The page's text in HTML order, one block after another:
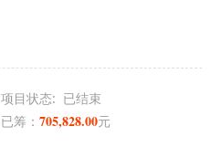
项目状态: 已结束
已筹： 705,828.00元